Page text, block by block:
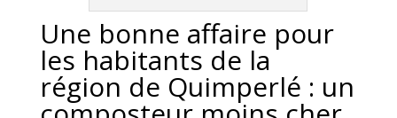
Une bonne affaire pour
les habitants de la
région de Quimperlé : un